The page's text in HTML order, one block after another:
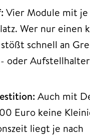
Vier Module mit
Wer nur einen
schnell an
oder
Auch mit
Euro keine
liegt je nach